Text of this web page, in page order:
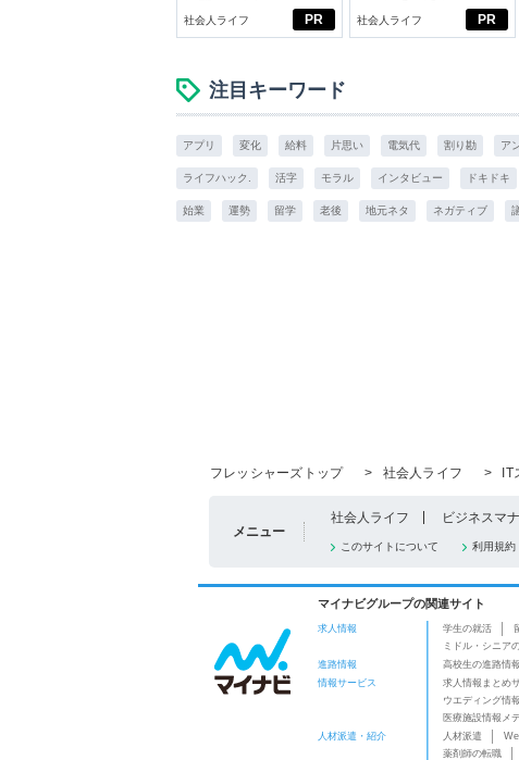
PR
ルフプロデュース術
社会人ライフ PR
ブン観”診断
社会人ライフ
注目キーワード
アプリ 変化 給料 片思い 電気代 割り勘 ア
ライフハック. 活字 モラル インタビュー ドキドキ
始業 運勢 留学 老後 地元ネタ ネガティブ
フレッシャーズトップ
> 社会人ライフ > IT
メニュー
社会人ライフ ビジネスマ
このサイトについて 利用規約
マイナビグループの関連サイト
求人情報 学生の就活
ミドル・シニア
進路情報
高校生の進路情報
情報サービス
求人情報まとめ
ウエディング情報
医療施設情報メ
人材派遣・紹介
人材派遣
薬剤師の転職